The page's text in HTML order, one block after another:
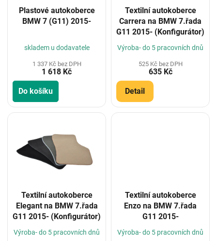
Plastové autokoberce
BMW 7 (G11) 2015-
skladem u dodavatele
1 337 Kč bez DPH
1 618 Kč
Do košíku
Textilní autokoberce
Carrera na BMW 7.řada
G11 2015- (Konfigurátor)
Výroba- do 5 pracovních dnů
525 Kč bez DPH
635 Kč
Detail
Textilní autokoberce
Elegant na BMW 7.řada
G11 2015- (Konfigurátor)
Výroba- do 5 pracovních dnů
Textilní autokoberce
Enzo na BMW 7.řada
G11 2015-
Výroba- do 5 pracovních dnů